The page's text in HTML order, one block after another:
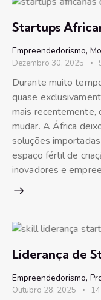
Startups
Empreendedorismo,
Dezembro 30, 2025
Durante muito
quase
mais recentemente,
mudar. A África
soluções
espaço fértil de
inovadores e
Liderança de
Empreendedorismo,
Outubro 28, 2025 14